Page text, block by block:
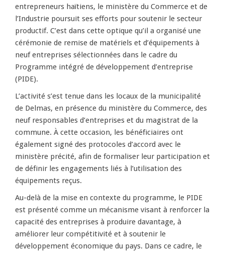
entrepreneurs haïtiens, le ministère du Commerce et de
l’Industrie poursuit ses efforts pour soutenir le secteur
productif. C’est dans cette optique qu’il a organisé une
cérémonie de remise de matériels et d’équipements à
neuf entreprises sélectionnées dans le cadre du
Programme intégré de développement d’entreprise
(PIDE).
L’activité s’est tenue dans les locaux de la municipalité
de Delmas, en présence du ministère du Commerce, des
neuf responsables d’entreprises et du magistrat de la
commune. À cette occasion, les bénéficiaires ont
également signé des protocoles d’accord avec le
ministère précité, afin de formaliser leur participation et
de définir les engagements liés à l’utilisation des
équipements reçus.
Au-delà de la mise en contexte du programme, le PIDE
est présenté comme un mécanisme visant à renforcer la
capacité des entreprises à produire davantage, à
améliorer leur compétitivité et à soutenir le
développement économique du pays. Dans ce cadre, le